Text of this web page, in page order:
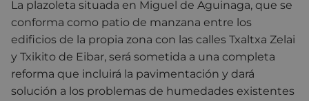
La plazoleta situada en Miguel de Aguinaga, que se
conforma como patio de manzana entre los
edificios de la propia zona con las calles Txaltxa Zelai
y Txikito de Eibar, será sometida a una completa
reforma que incluirá la pavimentación y dará
solución a los problemas de humedades existentes